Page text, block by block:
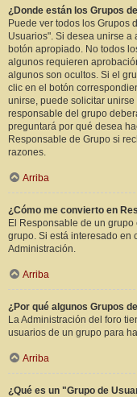
¿Donde están los Grupos
Puede ver todos los Grupos
Usuarios". Si desea unirse a
botón apropiado. No todos
algunos requieren
algunos son ocultos. Si el
clic en el botón
unirse, puede solicitar
responsable del grupo
preguntará por qué desea
Responsable de Grupo si
razones.
Arriba
¿Cómo me convierto en
El Responsable de un
grupo. Si está interesado en
Administración.
Arriba
¿Por qué algunos Grupos
La Administración del foro
usuarios de un grupo para
Arriba
¿Qué es un "Grupo de